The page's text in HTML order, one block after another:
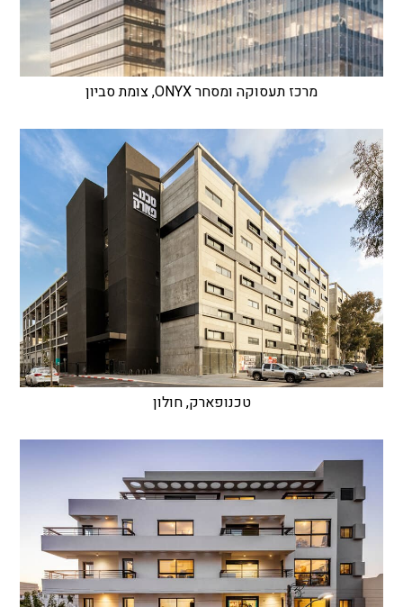
מרכז תעסוקה ומסחר ONYX, צומת סביון
טכנופארק, חולון